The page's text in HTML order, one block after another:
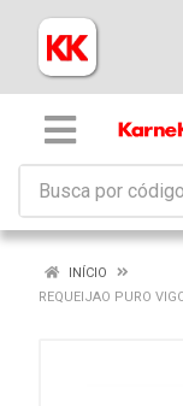
INÍCIO
REQUEIJAO PURO